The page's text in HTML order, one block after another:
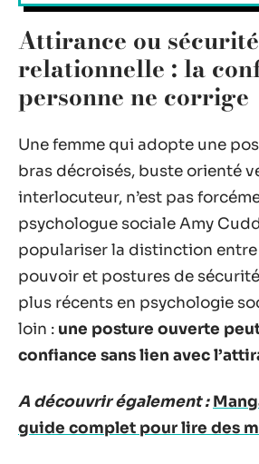
Attirance ou sécurité
relationnelle : la
personne ne corrige
Une femme qui adopte une
bras décroisés, buste orienté
interlocuteur, n’est pas
psychologue sociale Amy
populariser la distinction
pouvoir et postures de
plus récents en psychologie
loin : une posture ouverte
confiance sans lien avec
A découvrir également :
guide complet pour lire des